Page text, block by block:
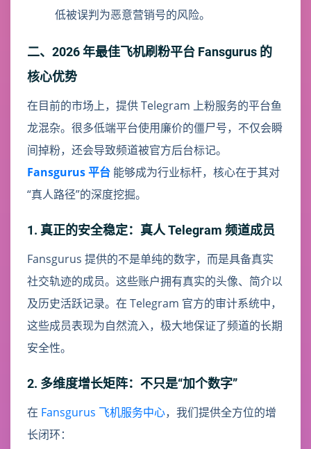
低被误判为恶意营销号的风险。
二、2026 年最佳飞机刷粉平台 Fansgurus 的
核心优势
在目前的市场上，提供 Telegram 上粉服务的平台鱼
龙混杂。很多低端平台使用廉价的僵尸号，不仅会瞬
间掉粉，还会导致频道被官方后台标记。
Fansgurus 平台 能够成为行业标杆，核心在于其对
“真人路径”的深度挖掘。
1. 真正的安全稳定：真人 Telegram 频道成员
Fansgurus 提供的不是单纯的数字，而是具备真实
社交轨迹的成员。这些账户拥有真实的头像、简介以
及历史活跃记录。在 Telegram 官方的审计系统中，
这些成员表现为自然流入，极大地保证了频道的长期
安全性。
2. 多维度增长矩阵：不只是“加个数字”
在 Fansgurus 飞机服务中心，我们提供全方位的增
长闭环：